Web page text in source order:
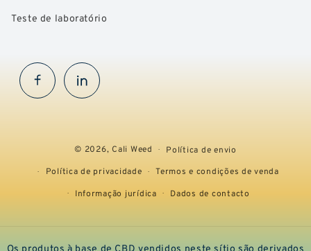
Teste de laboratório
FacebookInstaGram
© 2026,Cali Weed
Política de envio
Política de privacidade
Termos e condições de venda
Informação jurídica
Dados de contacto
Os produtos à base de CBD vendidos neste sítio são derivados